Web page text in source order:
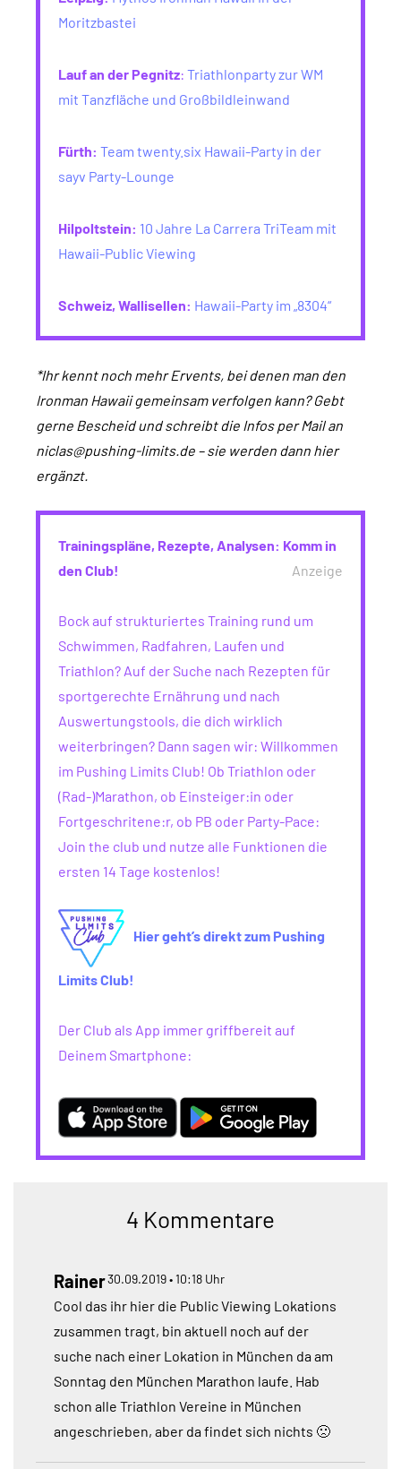
Moritzbastei
Lauf an der Pegnitz: Triathlonparty zur WM
mit Tanzfläche und Großbildleinwand
Fürth: Team twenty.six Hawaii-Party in der
sayv Party-Lounge
Hilpoltstein: 10 Jahre La Carrera TriTeam mit
Hawaii-Public Viewing
Schweiz, Wallisellen: Hawaii-Party im „8304“
*Ihr kennt noch mehr Ervents, bei denen man den
Ironman Hawaii gemeinsam verfolgen kann? Gebt
gerne Bescheid und schreibt die Infos per Mail an
niclas@pushing-limits.de – sie werden dann hier
ergänzt.
Trainingspläne, Rezepte, Analysen: Komm in
den Club!
Anzeige
Bock auf strukturiertes Training rund um
Schwimmen, Radfahren, Laufen und
Triathlon? Auf der Suche nach Rezepten für
sportgerechte Ernährung und nach
Auswertungstools, die dich wirklich
weiterbringen? Dann sagen wir: Willkommen
im Pushing Limits Club! Ob Triathlon oder
(Rad-)Marathon, ob Einsteiger:in oder
Fortgeschritene:r, ob PB oder Party-Pace:
Join the club und nutze alle Funktionen die
ersten 14 Tage kostenlos!
Hier geht’s direkt zum Pushing
Limits Club!
Der Club als App immer griffbereit auf
Deinem Smartphone:
4 Kommentare
Rainer30.09.2019 • 10:18 Uhr
Cool das ihr hier die Public Viewing Lokations
zusammen tragt, bin aktuell noch auf der
suche nach einer Lokation in München da am
Sonntag den München Marathon laufe. Hab
schon alle Triathlon Vereine in München
angeschrieben, aber da findet sich nichts 🙁